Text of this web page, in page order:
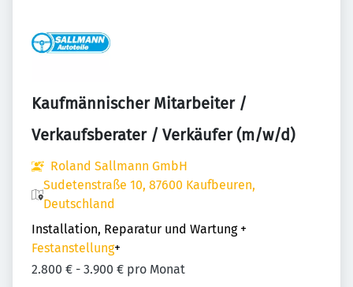
Kaufmännischer Mitarbeiter /
Verkaufsberater / Verkäufer (m/w/d)
Roland Sallmann GmbH
Sudetenstraße 10, 87600 Kaufbeuren,
Deutschland
Installation, Reparatur und Wartung +
Festanstellung+
2.800 € - 3.900 € pro Monat